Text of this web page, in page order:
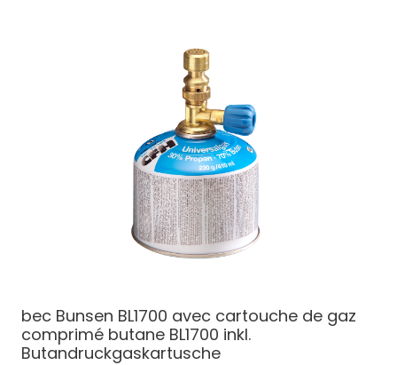
bec Bunsen BL1700 avec cartouche de gaz
comprimé butane BL1700 inkl.
Butandruckgaskartusche